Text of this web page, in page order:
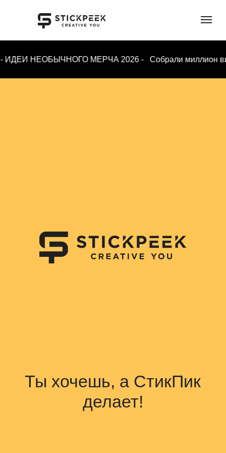
НЕОБЫЧНОГО МЕРЧА 2026 - Собрали миллион
Ты хочешь, а СтикПик
делает!